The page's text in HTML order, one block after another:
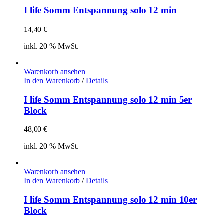
I life Somm Entspannung solo 12 min
14,40 €
inkl. 20 % MwSt.
Warenkorb ansehen
In den Warenkorb / Details
I life Somm Entspannung solo 12 min 5er
Block
48,00 €
inkl. 20 % MwSt.
Warenkorb ansehen
In den Warenkorb / Details
I life Somm Entspannung solo 12 min 10er
Block